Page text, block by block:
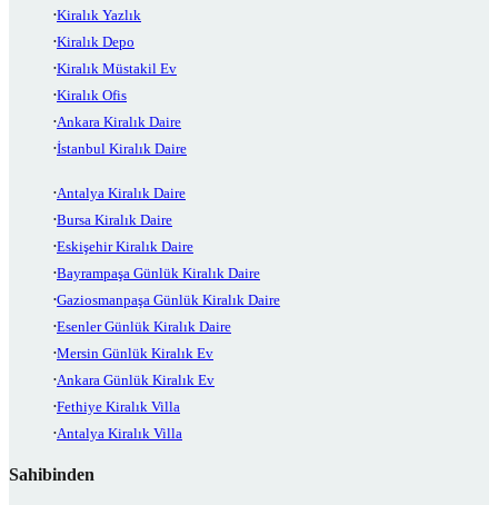
Kiralık Yazlık
Kiralık Depo
Kiralık Müstakil Ev
Kiralık Ofis
Ankara Kiralık Daire
İstanbul Kiralık Daire
Antalya Kiralık Daire
Bursa Kiralık Daire
Eskişehir Kiralık Daire
Bayrampaşa Günlük Kiralık Daire
Gaziosmanpaşa Günlük Kiralık Daire
Esenler Günlük Kiralık Daire
Mersin Günlük Kiralık Ev
Ankara Günlük Kiralık Ev
Fethiye Kiralık Villa
Antalya Kiralık Villa
Sahibinden